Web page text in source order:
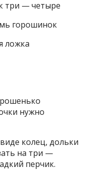
три — четыре
горошинок
ложка
нужно
колец, дольки
на три —
перчик.